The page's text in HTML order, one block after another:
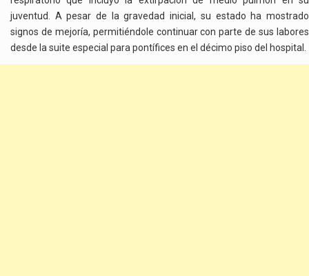
juventud. A pesar de la gravedad inicial, su estado ha mostrado
signos de mejoría, permitiéndole continuar con parte de sus labores
desde la suite especial para pontífices en el décimo piso del hospital.